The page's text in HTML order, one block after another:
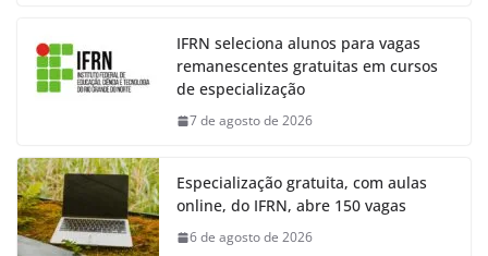
IFRN seleciona alunos para vagas
remanescentes gratuitas em cursos
de especialização
7 de agosto de 2026
Especialização gratuita, com aulas
online, do IFRN, abre 150 vagas
6 de agosto de 2026